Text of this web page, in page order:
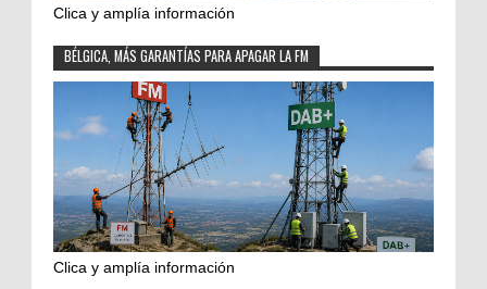
Clica y amplía información
BÉLGICA, MÁS GARANTÍAS PARA APAGAR LA FM
Clica y amplía información